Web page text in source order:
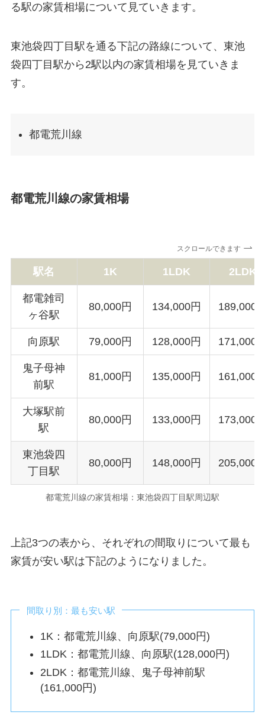
る駅の家賃相場について見ていきます。
東池袋四丁目駅を通る下記の路線について、東池
袋四丁目駅から2駅以内の家賃相場を見ていきま
す。
都電荒川線
都電荒川線の家賃相場
スクロールできます
駅名 1K 1LDK 2LDK
都電雑司
ヶ谷駅
80,000円 134,000円 189,000
向原駅 79,000円 128,000円 171,000
鬼子母神
前駅
81,000円 135,000円 161,000
大塚駅前
駅
80,000円 133,000円 173,000
東池袋四
丁目駅
80,000円 148,000円 205,000
都電荒川線の家賃相場：東池袋四丁目駅周辺駅
上記3つの表から、それぞれの間取りについて最も
家賃が安い駅は下記のようになりました。
間取り別：最も安い駅
1K：都電荒川線、向原駅(79,000円)
1LDK：都電荒川線、向原駅(128,000円)
2LDK：都電荒川線、鬼子母神前駅
(161,000円)